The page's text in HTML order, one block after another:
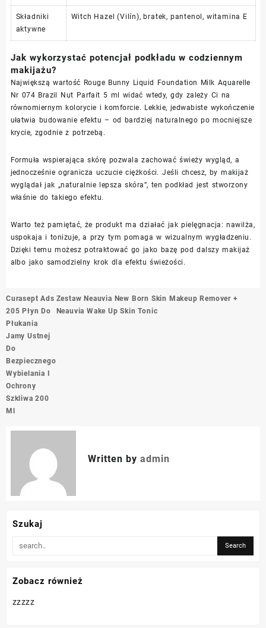
Składniki
aktywne
Witch Hazel (Vilín), bratek, pantenol, witamina E
Jak wykorzystać potencjał podkładu w codziennym
makijażu?
Największą wartość Rouge Bunny Liquid Foundation Milk Aquarelle
Nr 074 Brazil Nut Parfait 5 ml widać wtedy, gdy zależy Ci na
równomiernym kolorycie i komforcie. Lekkie, jedwabiste wykończenie
ułatwia budowanie efektu – od bardziej naturalnego po mocniejsze
krycie, zgodnie z potrzebą.
Formuła wspierająca skórę pozwala zachować świeży wygląd, a
jednocześnie ogranicza uczucie ciężkości. Jeśli chcesz, by makijaż
wyglądał jak „naturalnie lepsza skóra”, ten podkład jest stworzony
właśnie do takiego efektu.
Warto też pamiętać, że produkt ma działać jak pielęgnacja: nawilża,
uspokaja i tonizuje, a przy tym pomaga w wizualnym wygładzeniu.
Dzięki temu możesz potraktować go jako bazę pod dalszy makijaż
albo jako samodzielny krok dla efektu świeżości.
Nawigacja
wpisu
Curasept Ads
205 Płyn Do
Płukania
Jamy Ustnej
Do
Bezpiecznego
Wybielania I
Ochrony
Szkliwa 200
Ml
Zestaw Neauvia New Born Skin Makeup Remover +
Neauvia Wake Up Skin Tonic
Written by admin
Szukaj
Zobacz również
zzzzz